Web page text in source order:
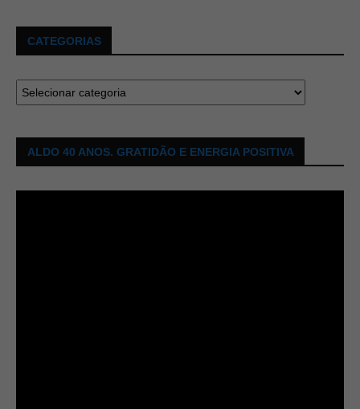
CATEGORIAS
ALDO 40 ANOS. GRATIDÃO E ENERGIA POSITIVA